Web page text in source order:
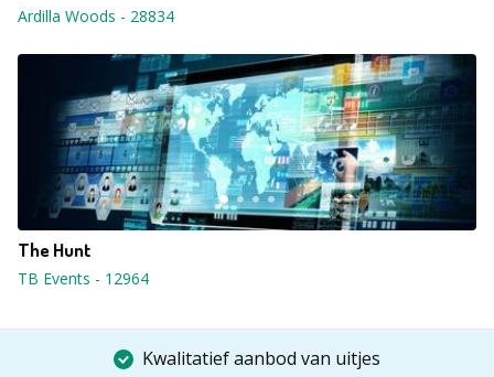
Ardilla Woods - 28834
The Hunt
TB Events - 12964
Kwalitatief aanbod van uitjes